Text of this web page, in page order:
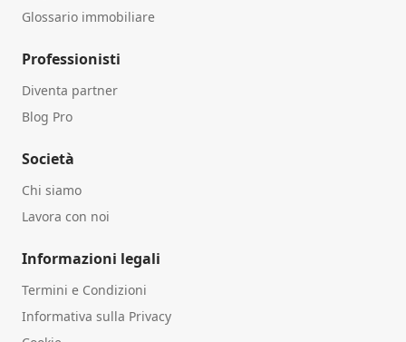
Glossario immobiliare
Professionisti
Diventa partner
Blog Pro
Società
Chi siamo
Lavora con noi
Informazioni legali
Termini e Condizioni
Informativa sulla Privacy